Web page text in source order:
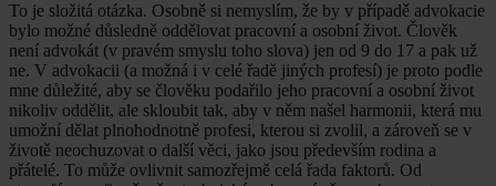
To je složitá otázka. Osobně si nemyslím, že by v případě advokacie
bylo možné důsledně oddělovat pracovní a osobní život. Člověk
není advokát (v pravém smyslu toho slova) jen od 9 do 17 a pak už
ne. V advokacii (a možná i v celé řadě jiných profesí) je proto podle
mne důležité, aby se člověku podařilo jeho pracovní a osobní život
nikoliv oddělit, ale skloubit tak, aby v něm našel harmonii, která mu
umožní dělat plnohodnotně profesi, kterou si zvolil, a zároveň se v
životě neochuzovat o další věci, jako jsou především rodina a
přátelé. To může ovlivnit samozřejmě celá řada faktorů. Od